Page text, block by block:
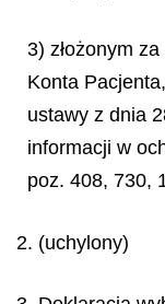
3) złożonym
Konta
ustawy z dnia
informacji w
poz. 408, 730,
2. (uchylony)